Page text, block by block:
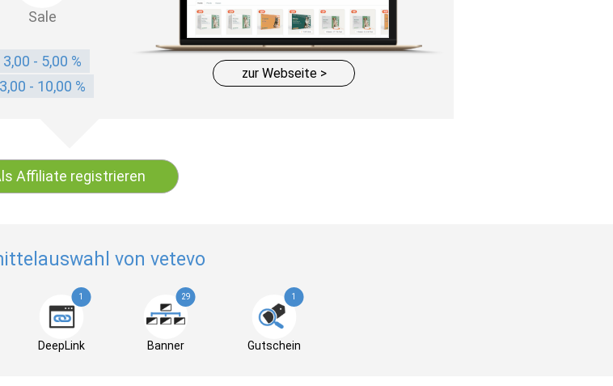
Sale
3,00 - 5,00 %
3,00 - 10,00 %
zur Webseite >
Affiliate registrieren
von vetevo
1
DeepLink
29
Banner
1
Gutschein